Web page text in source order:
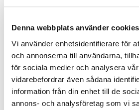
Denna webbplats använder cookies
Vi använder enhetsidentifierare för
och annonserna till användarna,
för sociala medier och analysera
vidarebefordrar även sådana
information från din enhet till de
annons- och analysföretag som vi
PUBLICERAD 2022-12-15